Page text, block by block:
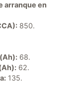
arranque en
850.
68.
62.
135.